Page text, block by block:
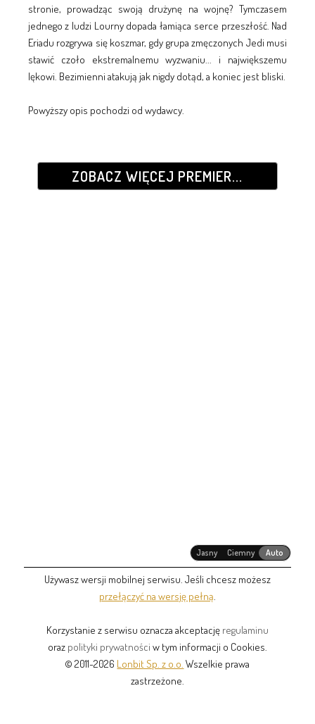
stronie, prowadząc swoją drużynę na wojnę? Tymczasem
jednego z ludzi Lourny dopada łamiąca serce przeszłość. Nad
Eriadu rozgrywa się koszmar, gdy grupa zmęczonych Jedi musi
stawić czoło ekstremalnemu wyzwaniu... i największemu
lękowi. Bezimienni atakują jak nigdy dotąd, a koniec jest bliski.
Powyższy opis pochodzi od wydawcy.
ZOBACZ WIĘCEJ PREMIER...
Jasny Ciemny Auto
Używasz wersji mobilnej serwisu. Jeśli chcesz możesz
przełączyć na wersję pełną
Korzystanie z serwisu oznacza akceptację regulaminu
oraz polityki prywatności w tym informacji o Cookies.
© 2011-2026 Lonbit Sp. z o.o. Wszelkie prawa
zastrzeżone.